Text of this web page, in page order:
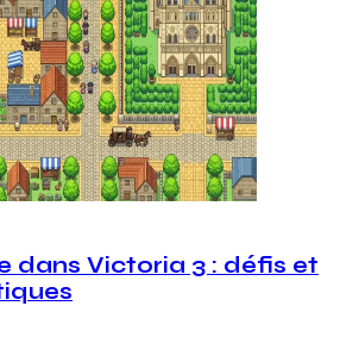
dans Victoria 3 : défis et